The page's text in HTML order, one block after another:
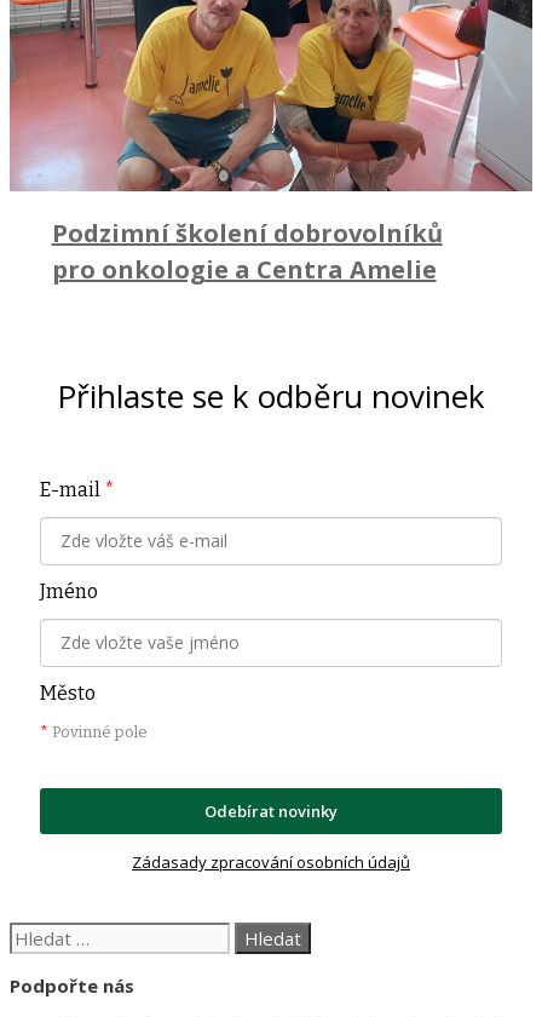
Podzimní školení dobrovolníků
pro onkologie a Centra Amelie
Přihlaste se k odběru novinek
E-mail *
Jméno
Město
* Povinné pole
Odebírat novinky
Zádasady zpracování osobních údajů
Hledat:
Podpořte nás